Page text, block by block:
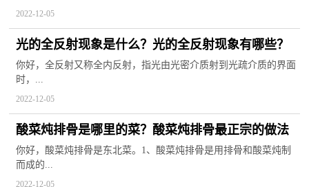
2022-12-05
光的全反射现象是什么？光的全反射现象有哪些？
你好，全反射又称全内反射，指光由光密介质射到光疏介质的界面
时，...
2022-12-05
酸菜炖排骨是哪里的菜？酸菜炖排骨最正宗的做法
你好，酸菜炖排骨是东北菜。1、酸菜炖排骨是用排骨和酸菜炖制
而成的...
2022-12-05